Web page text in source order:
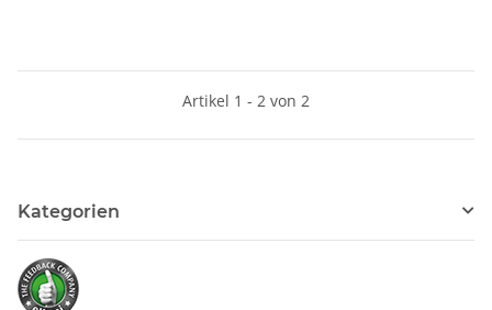
Artikel 1 - 2 von 2
Kategorien